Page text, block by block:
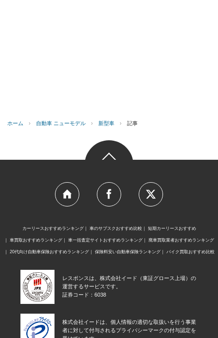
ホーム › 自動車 ニューモデル › 新型車 › 記事
カーリースおすすめランキング 車のサブスクおすすめ比較 短期カーリースおすすめ
車買取おすすめランキング 車一括査定サイトおすすめランキング 廃車買取業者おすすめランキング
20代向け自動車保険おすすめランキング 保険料安い自動車保険ランキング バイク買取おすすめ比較
レスポンスは、株式会社イード（東証グロース上場）の
運営するサービスです。
証券コード：6038
株式会社イードは、個人情報の適切な取扱いを行う事業
者に対して付与されるプライバシーマークの付与認定を